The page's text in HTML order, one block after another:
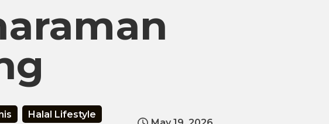
Halal Lifestyle